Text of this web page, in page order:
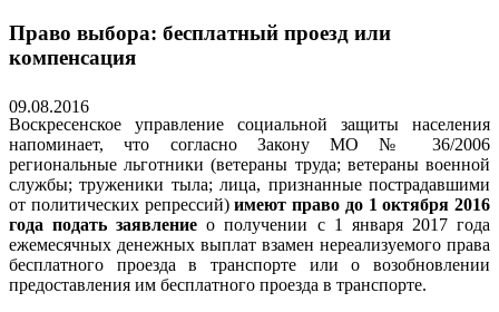
Право выбора: бесплатный проезд или
компенсация
09.08.2016
Воскресенское управление социальной защиты населения
напоминает, что согласно Закону МО № 36/2006
региональные льготники (ветераны труда; ветераны военной
службы; труженики тыла; лица, признанные пострадавшими
от политических репрессий)имеют право до 1 октября 2016
года подать заявление о получении с 1 января 2017 года
ежемесячных денежных выплат взамен нереализуемого права
бесплатного проезда в транспорте или о возобновлении
предоставления им бесплатного проезда в транспорте.